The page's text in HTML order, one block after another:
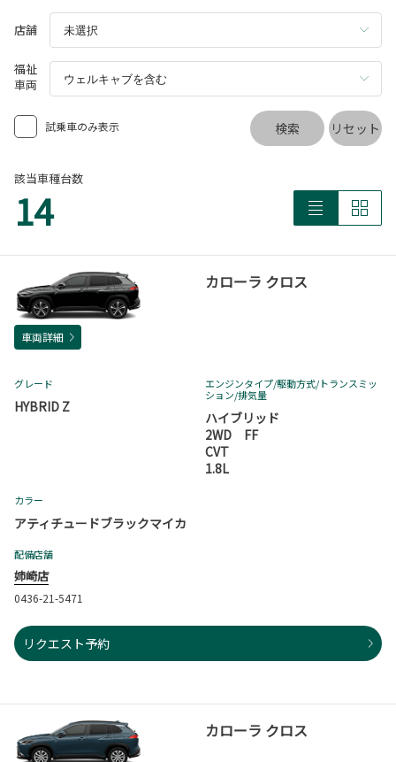
店舗
福祉
車両
試乗車のみ表示 検索 リセット
該当車種台数
14
カローラ クロス
車両詳細
グレード
HYBRID Z
エンジンタイプ/駆動方式/トランスミッ
ション/排気量
ハイブリッド
2WD FF
CVT
1.8L
カラー
アティチュードブラックマイカ
配備店舗
姉崎店
0436-21-5471
リクエスト予約
カローラ クロス